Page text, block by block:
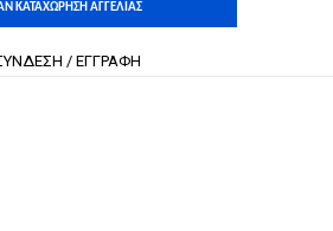
ΚΑΤΑΧΩΡΗΣΗ ΑΓΓΕΛΙΑΣ
/ ΕΓΓΡΑΦΗ